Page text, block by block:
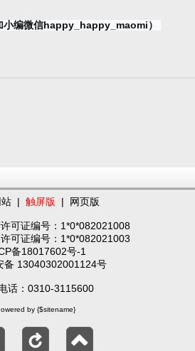
小编微信happy_happy_maomi）
| 触屏版 | 网页版
可证编号：1*0*082021008
可证编号：1*0*082021003
备18017602号-1
备 13040302001124号
话：0310-3115600
by {$sitename}